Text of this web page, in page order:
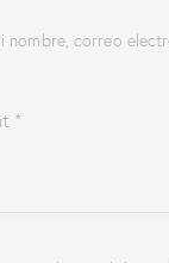
nombre, correo